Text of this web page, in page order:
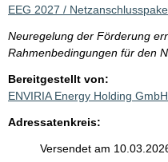
EEG 2027 /
Neuregelung der Förderung
Rahmenbedingungen für den
Bereitgestellt von:
ENVIRIA Energy Holding
Adressatenkreis:
Versendet am